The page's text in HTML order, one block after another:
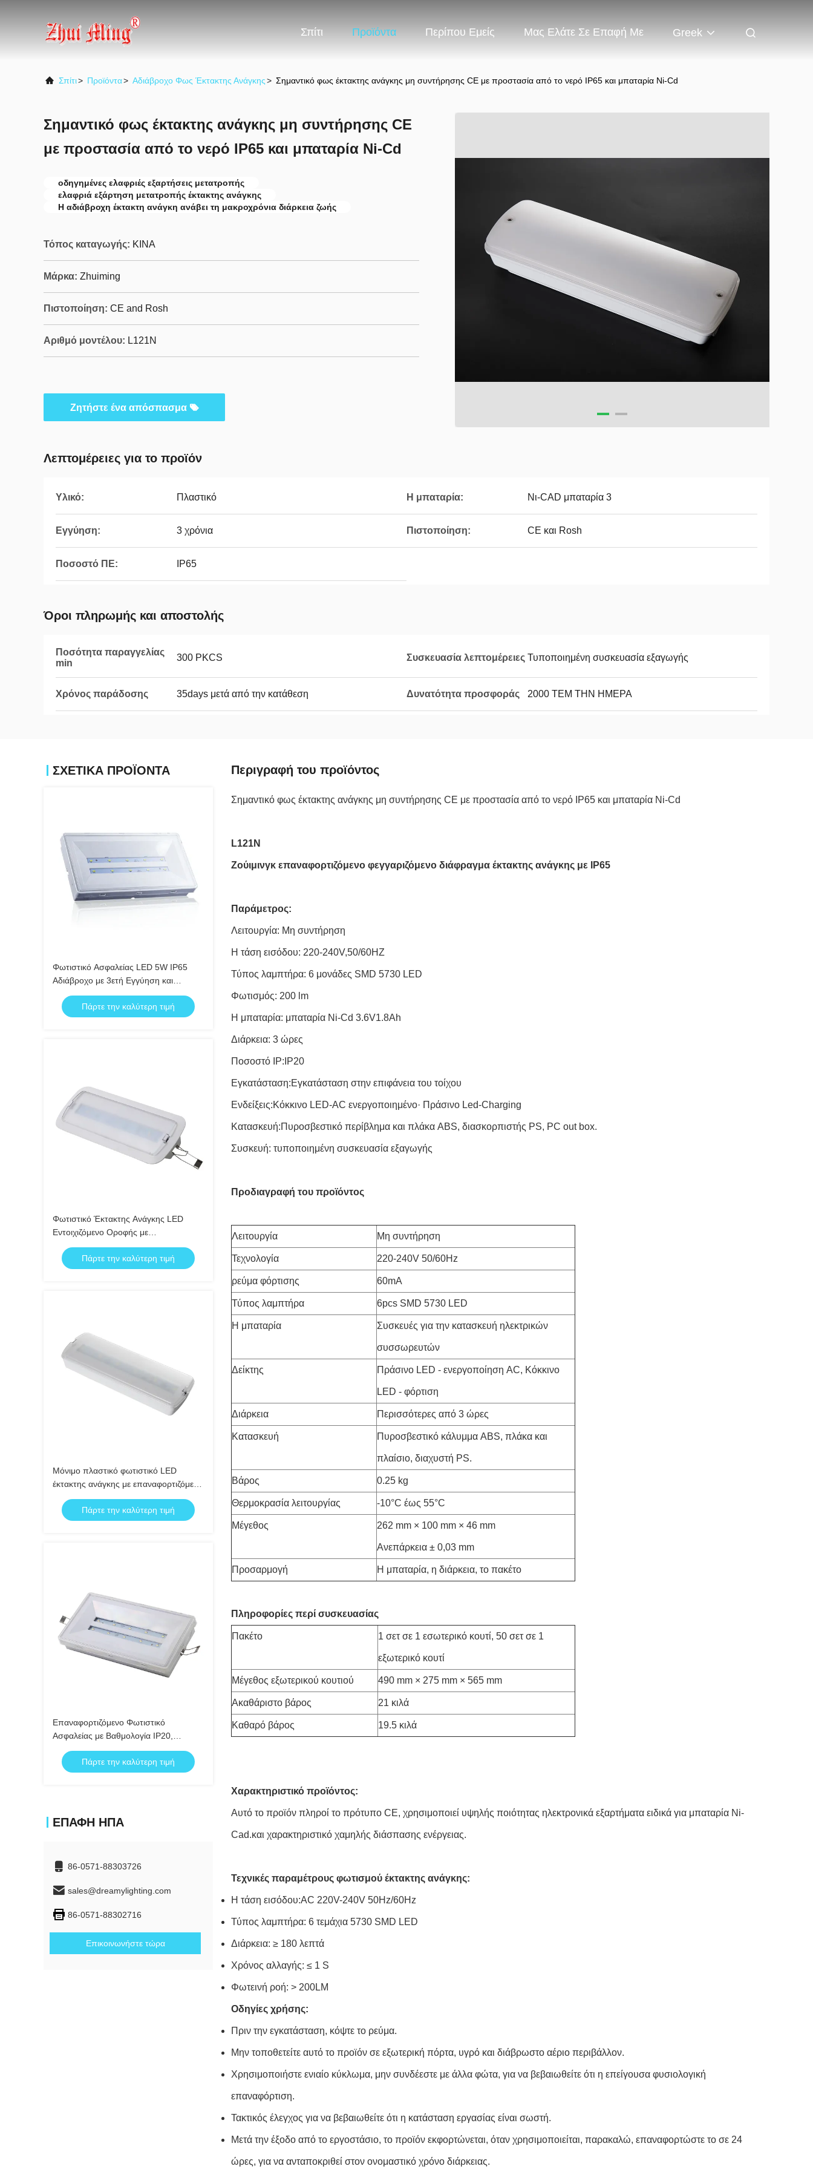
Σπίτι Προϊόντα Περίπου Εμείς Μας Ελάτε Σε Επαφή Με Greek
Σπίτι> Προϊόντα> Αδιάβροχο Φως Έκτακτης Ανάγκης> Σημαντικό φως έκτακτης ανάγκης μη συντήρησης CE με προστασία από το νερό IP65 και μπαταρία Ni-Cd
Σημαντικό φως έκτακτης ανάγκης μη συντήρησης CE
με προστασία από το νερό IP65 και μπαταρία Ni-Cd
οδηγημένες ελαφριές εξαρτήσεις μετατροπής
ελαφριά εξάρτηση μετατροπής έκτακτης ανάγκης
Η αδιάβροχη έκτακτη ανάγκη ανάβει τη μακροχρόνια διάρκεια ζωής
Τόπος καταγωγής: ΚΙΝΑ
Μάρκα: Zhuiming
Πιστοποίηση: CE and Rosh
Αριθμό μοντέλου: L121N
Ζητήστε ένα απόσπασμα
Λεπτομέρειες για το προϊόν
Υλικό: Πλαστικό Η μπαταρία: Νι-CAD μπαταρία 3
Εγγύηση: 3 χρόνια Πιστοποίηση: CE και Rosh
Ποσοστό ΠΕ: IP65
Όροι πληρωμής και αποστολής
Ποσότητα παραγγελίας
min
300 PKCS Συσκευασία λεπτομέρειες Τυποποιημένη συσκευασία εξαγωγής
Χρόνος παράδοσης 35days μετά από την κατάθεση Δυνατότητα προσφοράς 2000 ΤΕΜ ΤΗΝ ΗΜΕΡΑ
ΣΧΕΤΙΚΑ ΠΡΟΪΟΝΤΑ
Φωτιστικό Ασφαλείας LED 5W IP65
Αδιάβροχο με 3ετή Εγγύηση και
Διάρκεια Ζωής 25000 Ώρες
Πάρτε την καλύτερη τιμή
Φωτιστικό Έκτακτης Ανάγκης LED
Εντοιχιζόμενο Οροφής με
Ενσωματωμένη Επαναφορτιζόμενη
Μπαταρία και Αυτονομία 3 Ωρών
Πάρτε την καλύτερη τιμή
Μόνιμο πλαστικό φωτιστικό LED
έκτακτης ανάγκης με επαναφορτιζόμενη
μπαταρία, για τοίχο, με αυτονομία 3
ωρών και μπαταρία Ni-Cd, με
βαθμολογία IP20
Πάρτε την καλύτερη τιμή
Επαναφορτιζόμενο Φωτιστικό
Ασφαλείας με Βαθμολογία IP20,
Αυτονομία 3 Ωρών και Μπαταρία Ni-Cd
για Ασφαλή Φωτισμό Εκκένωσης
Πάρτε την καλύτερη τιμή
ΕΠΑΦΉ ΗΠΑ
86-0571-88303726
sales@dreamylighting.com
86-0571-88302716
Επικοινωνήστε τώρα
Περιγραφή του προϊόντος
Σημαντικό φως έκτακτης ανάγκης μη συντήρησης CE με προστασία από το νερό IP65 και μπαταρία Ni-Cd
L121N
Ζούιμινγκ επαναφορτιζόμενο φεγγαριζόμενο διάφραγμα έκτακτης ανάγκης με IP65
Παράμετρος:
Λειτουργία: Μη συντήρηση
Η τάση εισόδου: 220-240V,50/60HZ
Τύπος λαμπτήρα: 6 μονάδες SMD 5730 LED
Φωτισμός: 200 lm
Η μπαταρία: μπαταρία Ni-Cd 3.6V1.8Ah
Διάρκεια: 3 ώρες
Ποσοστό IP:IP20
Εγκατάσταση:Εγκατάσταση στην επιφάνεια του τοίχου
Ενδείξεις:Κόκκινο LED-AC ενεργοποιημένο· Πράσινο Led-Charging
Κατασκευή:Πυροσβεστικό περίβλημα και πλάκα ABS, διασκορπιστής PS, PC out box.
Συσκευή: τυποποιημένη συσκευασία εξαγωγής
Προδιαγραφή του προϊόντος
Λειτουργία Μη συντήρηση
Τεχνολογία 220-240V 50/60Hz
ρεύμα φόρτισης 60mA
Τύπος λαμπτήρα 6pcs SMD 5730 LED
Η μπαταρία Συσκευές για την κατασκευή ηλεκτρικών
συσσωρευτών
Δείκτης Πράσινο LED - ενεργοποίηση AC, Κόκκινο
LED - φόρτιση
Διάρκεια Περισσότερες από 3 ώρες
Κατασκευή Πυροσβεστικό κάλυμμα ABS, πλάκα και
πλαίσιο, διαχυστή PS.
Βάρος 0.25 kg
Θερμοκρασία λειτουργίας -10°C έως 55°C
Μέγεθος 262 mm × 100 mm × 46 mm
Ανεπάρκεια ± 0,03 mm
Προσαρμογή Η μπαταρία, η διάρκεια, το πακέτο
Πληροφορίες περί συσκευασίας
Πακέτο 1 σετ σε 1 εσωτερικό κουτί, 50 σετ σε 1
εξωτερικό κουτί
Μέγεθος εξωτερικού κουτιού 490 mm × 275 mm × 565 mm
Ακαθάριστο βάρος 21 κιλά
Καθαρό βάρος 19.5 κιλά
Χαρακτηριστικό προϊόντος:
Αυτό το προϊόν πληροί το πρότυπο CE, χρησιμοποιεί υψηλής ποιότητας ηλεκτρονικά εξαρτήματα ειδικά για μπαταρία Ni-
Cad.και χαρακτηριστικό χαμηλής διάσπασης ενέργειας.
Τεχνικές παραμέτρους φωτισμού έκτακτης ανάγκης:
Η τάση εισόδου:AC 220V-240V 50Hz/60Hz
Τύπος λαμπτήρα: 6 τεμάχια 5730 SMD LED
Διάρκεια: ≥ 180 λεπτά
Χρόνος αλλαγής: ≤ 1 S
Φωτεινή ροή: > 200LM
Οδηγίες χρήσης:
Πριν την εγκατάσταση, κόψτε το ρεύμα.
Μην τοποθετείτε αυτό το προϊόν σε εξωτερική πόρτα, υγρό και διάβρωστο αέριο περιβάλλον.
Χρησιμοποιήστε ενιαίο κύκλωμα, μην συνδέεστε με άλλα φώτα, για να βεβαιωθείτε ότι η επείγουσα φυσιολογική
επαναφόρτιση.
Τακτικός έλεγχος για να βεβαιωθείτε ότι η κατάσταση εργασίας είναι σωστή.
Μετά την έξοδο από το εργοστάσιο, το προϊόν εκφορτώνεται, όταν χρησιμοποιείται, παρακαλώ, επαναφορτώστε το σε 24
ώρες, για να ανταποκριθεί στον ονομαστικό χρόνο διάρκειας.